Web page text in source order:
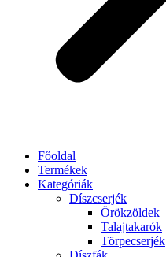
Főoldal
Termékek
Kategóriák
Díszcserjék
Örökzöldek
Talajtakarók
Törpecserjék